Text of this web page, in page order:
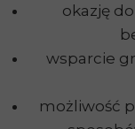
okazję
wsparcie
możliwość